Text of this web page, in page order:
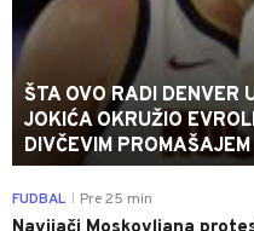
ŠTA OVO RADI DENVER
JOKIĆA OKRUŽIO
DIVČEVIM PROMAŠAJEM
FUDBAL Pre 25 min